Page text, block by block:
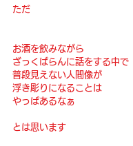
ただ
お酒を飲みながら
ざっくばらんに話をする中で
普段見えない人間像が
浮き彫りになることは
やっぱあるなぁ
とは思います